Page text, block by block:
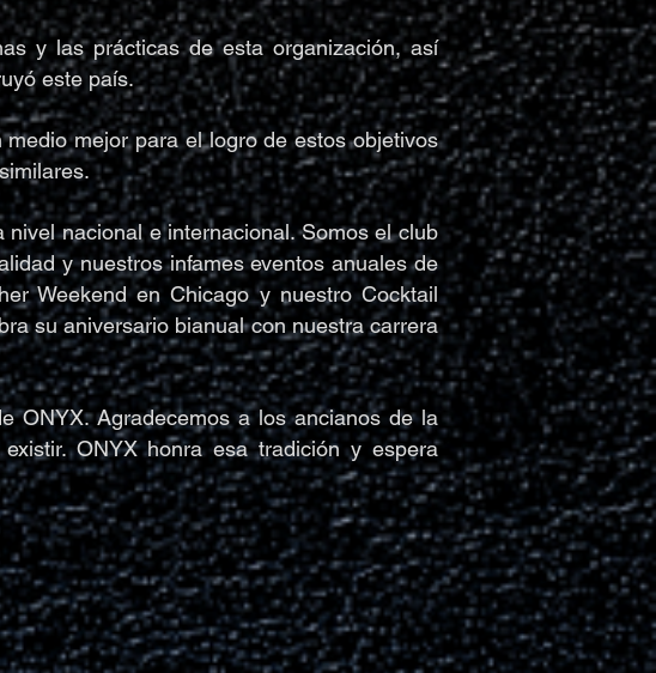
y las prácticas de esta organización, así
este país.
mejor para el logro de estos objetivos
nacional e internacional. Somos el club
y nuestros infames eventos anuales de
Weekend en Chicago y nuestro Cocktail
su aniversario bianual con nuestra carrera
ONYX. Agradecemos a los ancianos de la
ONYX honra esa tradición y espera